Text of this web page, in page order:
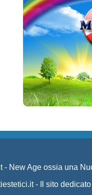
- New Age ossia una
- Il sito dedicato